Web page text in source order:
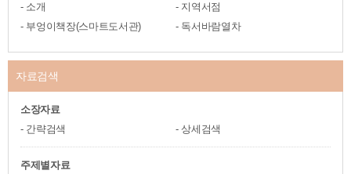
소개
지역서점
부엉이책장(스마트도서관)
독서바람열차
자료검색
소장자료
간략검색
상세검색
주제별자료